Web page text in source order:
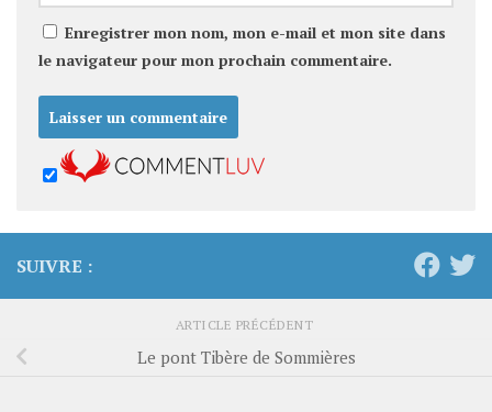
Enregistrer mon nom, mon e-mail et mon site dans
le navigateur pour mon prochain commentaire.
SUIVRE :
ARTICLE PRÉCÉDENT
Le pont Tibère de Sommières